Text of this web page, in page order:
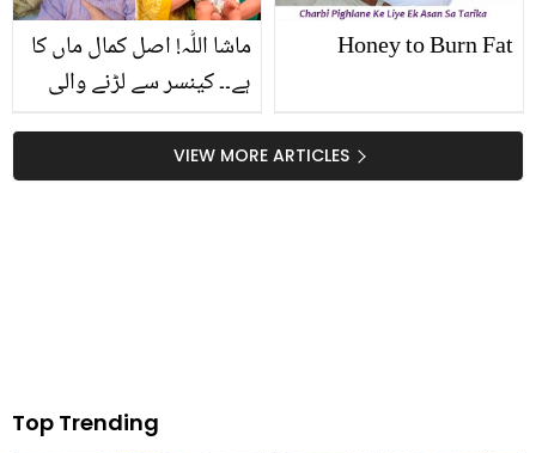
ماشا اللّٰہ! اصل کمال ماں کا
ہے۔۔ کینسر سے لڑنے والی
بیٹے کو قرآن سکھاتے
ویڈیو
Honey to Burn Fat
VIEW MORE ARTICLES
Top Trending